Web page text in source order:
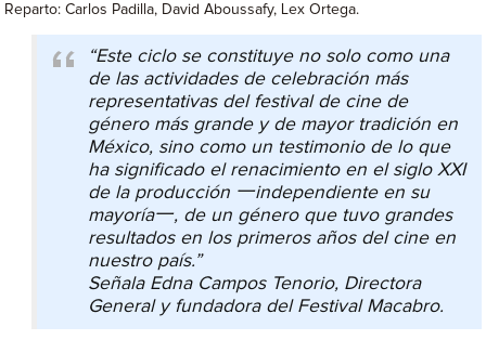
Reparto: Carlos Padilla, David Aboussafy, Lex Ortega.
“Este ciclo se constituye no solo como una
de las actividades de celebración más
representativas del festival de cine de
género más grande y de mayor tradición en
México, sino como un testimonio de lo que
ha significado el renacimiento en el siglo XXI
de la producción 一independiente en su
mayoría一, de un género que tuvo grandes
resultados en los primeros años del cine en
nuestro país.”
Señala Edna Campos Tenorio, Directora
General y fundadora del Festival Macabro.